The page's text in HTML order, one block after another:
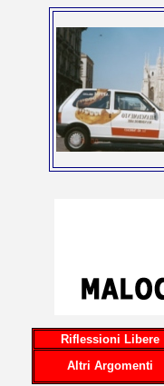
Riflessioni Libere
Altri Argomenti